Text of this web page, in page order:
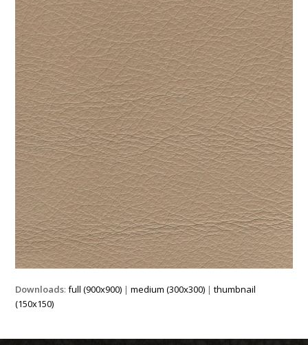
Downloads:full (900x900) |medium (300x300) |thumbnail
(150x150)